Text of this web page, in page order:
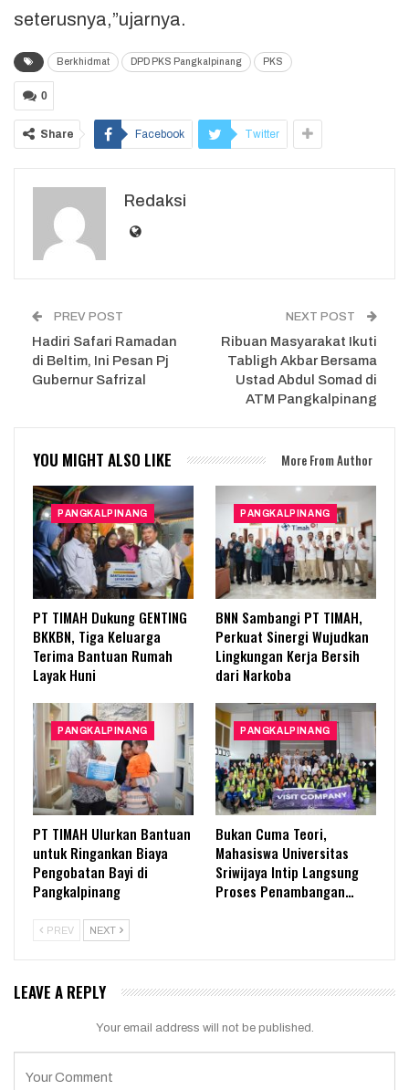
seterusnya,”ujarnya.
Berkhidmat DPD PKS Pangkalpinang PKS
0
Share Facebook Twitter
Redaksi
PREV POST
Hadiri Safari Ramadan
di Beltim, Ini Pesan Pj
Gubernur Safrizal
NEXT POST
Ribuan Masyarakat Ikuti
Tabligh Akbar Bersama
Ustad Abdul Somad di
ATM Pangkalpinang
YOU MIGHT ALSO LIKE More From Author
PANGKALPINANG
PT TIMAH Dukung GENTING
BKKBN, Tiga Keluarga
Terima Bantuan Rumah
Layak Huni
PANGKALPINANG
BNN Sambangi PT TIMAH,
Perkuat Sinergi Wujudkan
Lingkungan Kerja Bersih
dari Narkoba
PANGKALPINANG
PT TIMAH Ulurkan Bantuan
untuk Ringankan Biaya
Pengobatan Bayi di
Pangkalpinang
PANGKALPINANG
Bukan Cuma Teori,
Mahasiswa Universitas
Sriwijaya Intip Langsung
Proses Penambangan…
PREV NEXT
LEAVE A REPLY
Your email address will not be published.